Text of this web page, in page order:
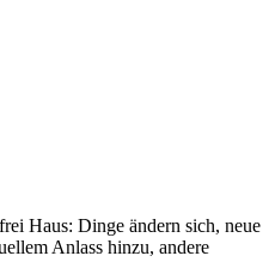
Haus: Dinge ändern sich, neue
Anlass hinzu, andere